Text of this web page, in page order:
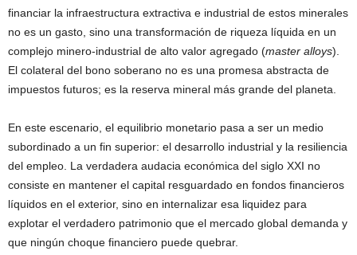
financiar la infraestructura extractiva e industrial de estos minerales
no es un gasto, sino una transformación de riqueza líquida en un
complejo minero-industrial de alto valor agregado (master alloys).
El colateral del bono soberano no es una promesa abstracta de
impuestos futuros; es la reserva mineral más grande del planeta.
En este escenario, el equilibrio monetario pasa a ser un medio
subordinado a un fin superior: el desarrollo industrial y la resiliencia
del empleo. La verdadera audacia económica del siglo XXI no
consiste en mantener el capital resguardado en fondos financieros
líquidos en el exterior, sino en internalizar esa liquidez para
explotar el verdadero patrimonio que el mercado global demanda y
que ningún choque financiero puede quebrar.